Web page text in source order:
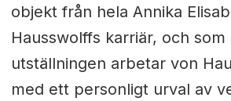
objekt från hela Annika
Hausswolffs karriär, och
utställningen arbetar von
med ett personligt urval av